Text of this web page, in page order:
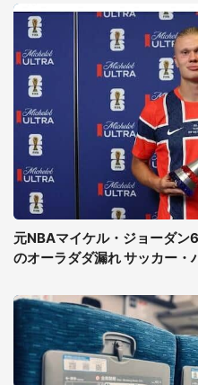
元NBAマイケル・ジョーダ
のオーラダダ漏れ サッカー・